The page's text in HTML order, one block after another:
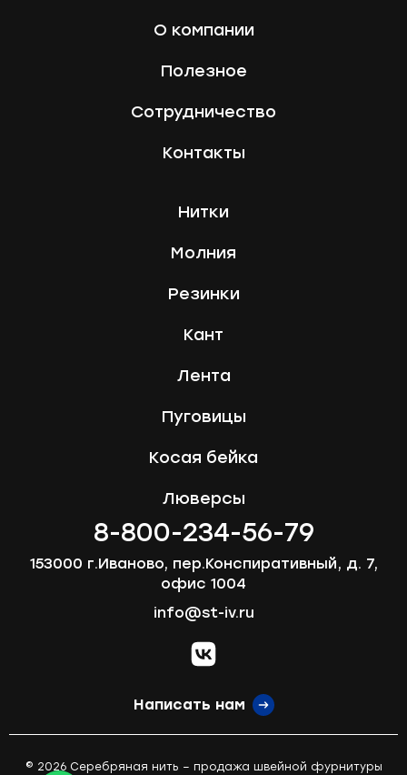
О компании
Полезное
Сотрудничество
Контакты
Нитки
Молния
Резинки
Кант
Лента
Пуговицы
Косая бейка
Люверсы
8-800-234-56-79
153000 г.Иваново, пер.Конспиративный, д. 7,
офис 1004
info@st-iv.ru
vk.com
Написать нам
© 2026 Серебряная нить – продажа швейной фурнитуры